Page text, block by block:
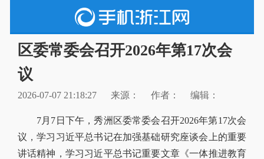
区委常委会召开2026年第17次会
议
2026-07-07 21:18:27 来源： 作者： 编辑：
7月7日下午，秀洲区委常委会召开2026年第17次会
议，学习习近平总书记在加强基础研究座谈会上的重要
讲话精神，学习习近平总书记重要文章《一体推进教育